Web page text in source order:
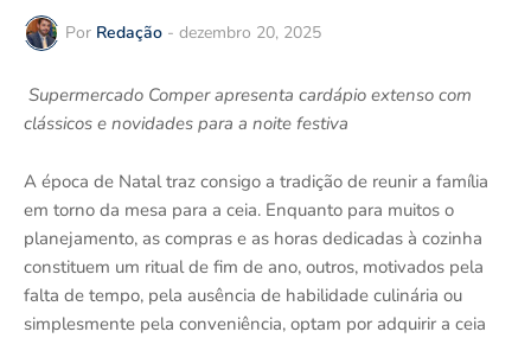
Por Redação - dezembro 20, 2025
Supermercado Comper apresenta cardápio extenso com
clássicos e novidades para a noite festiva
A época de Natal traz consigo a tradição de reunir a família
em torno da mesa para a ceia. Enquanto para muitos o
planejamento, as compras e as horas dedicadas à cozinha
constituem um ritual de fim de ano, outros, motivados pela
falta de tempo, pela ausência de habilidade culinária ou
simplesmente pela conveniência, optam por adquirir a ceia